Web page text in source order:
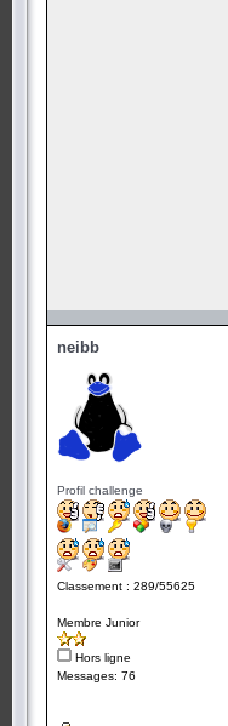
neibb
Profil challenge
Classement : 289/55625
Membre Junior
Hors ligne
Messages: 76